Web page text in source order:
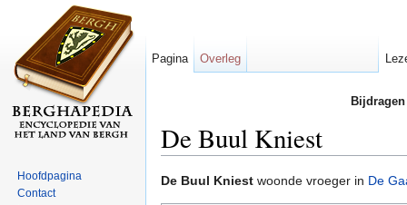
De Buul Kniest
De Buul Kniest woonde vroeger in De
Pagina Overleg
Hoofdpagina
Contact